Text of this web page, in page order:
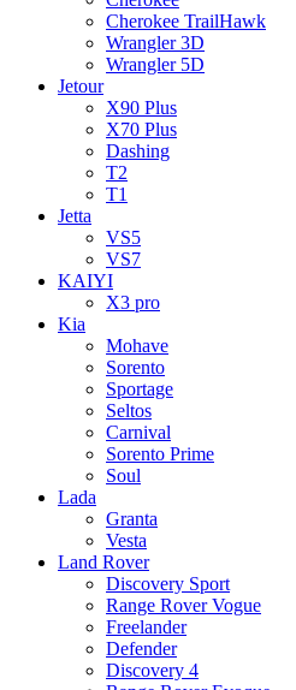
Cherokee TrailHawk
Wrangler 3D
Wrangler 5D
Jetour
X90 Plus
X70 Plus
Dashing
T2
T1
Jetta
VS5
VS7
KAIYI
X3 pro
Kia
Mohave
Sorento
Sportage
Seltos
Carnival
Sorento Prime
Soul
Lada
Granta
Vesta
Land Rover
Discovery Sport
Range Rover Vogue
Freelander
Defender
Discovery 4